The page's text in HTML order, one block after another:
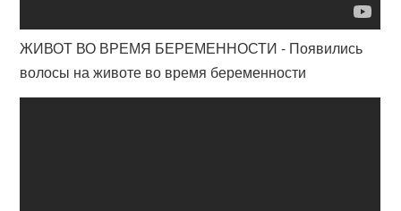
ЖИВОТ ВО ВРЕМЯ БЕРЕМЕННОСТИ - Появились
волосы на животе во время беременности